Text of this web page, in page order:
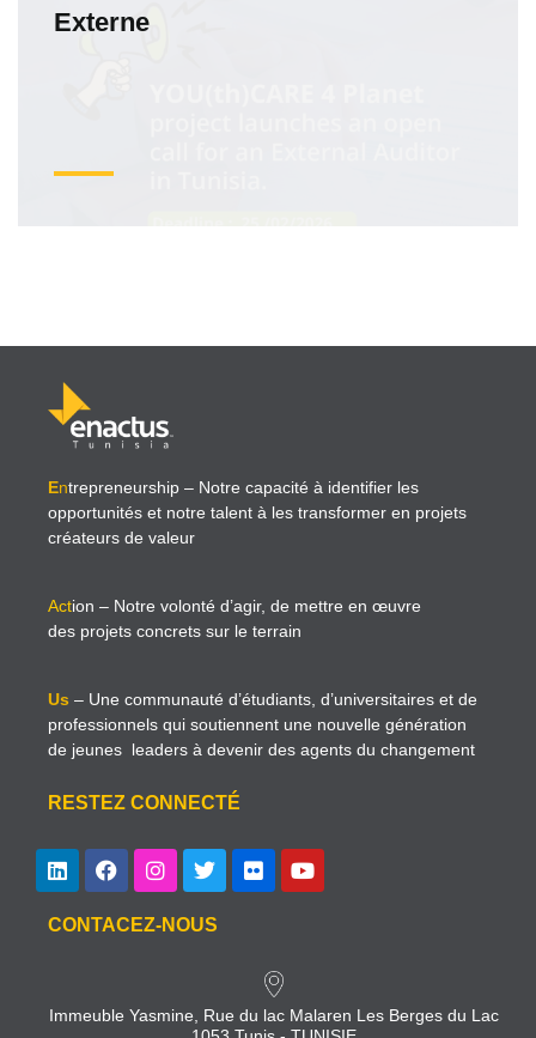
Externe
Entrepreneurship – Notre capacité à identifier les
opportunités et notre talent à les transformer en projets
créateurs de valeur
Action – Notre volonté d’agir, de mettre en œuvre
des projets concrets sur le terrain
Us – Une communauté d’étudiants, d’universitaires et de
professionnels qui soutiennent une nouvelle génération
de jeunes leaders à devenir des agents du changement
RESTEZ CONNECTÉ
CONTACEZ-NOUS
Immeuble Yasmine, Rue du lac Malaren Les Berges du Lac